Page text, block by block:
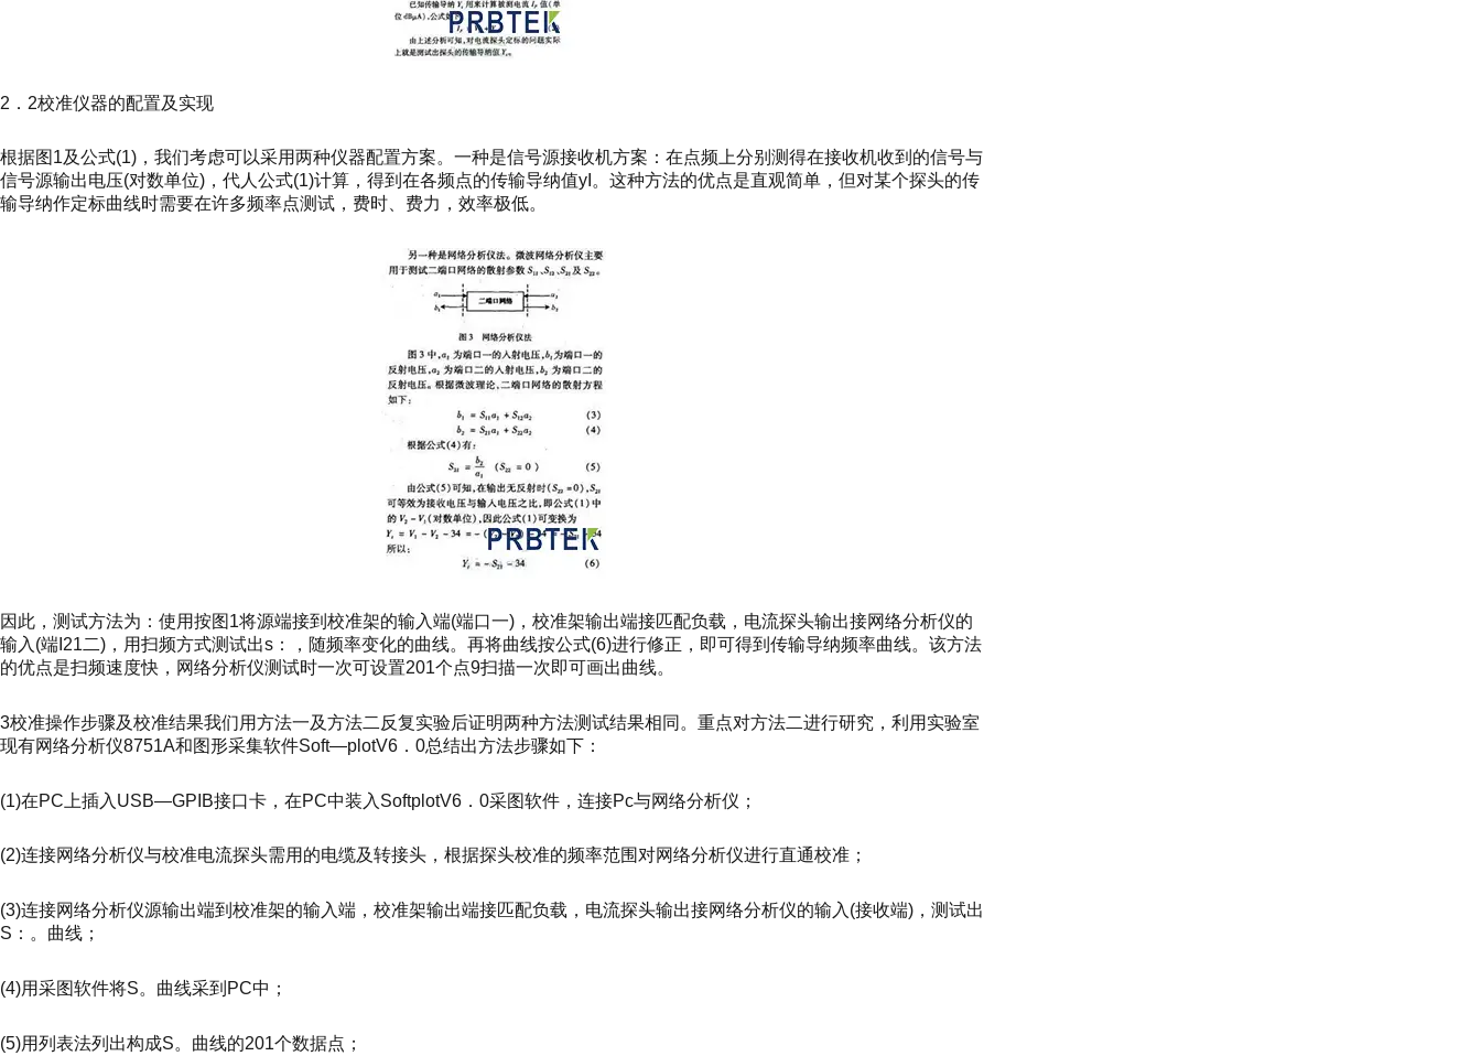
2．2校准仪器的配置及实现
根据图1及公式(1)，我们考虑可以采用两种仪器配置方案。一种是信号源接收机方案：在点频上分别测得在接收机收到的信号与
信号源输出电压(对数单位)，代人公式(1)计算，得到在各频点的传输导纳值yI。这种方法的优点是直观简单，但对某个探头的传
输导纳作定标曲线时需要在许多频率点测试，费时、费力，效率极低。
因此，测试方法为：使用按图1将源端接到校准架的输入端(端口一)，校准架输出端接匹配负载，电流探头输出接网络分析仪的
输入(端I21二)，用扫频方式测试出s：，随频率变化的曲线。再将曲线按公式(6)进行修正，即可得到传输导纳频率曲线。该方法
的优点是扫频速度快，网络分析仪测试时一次可设置201个点9扫描一次即可画出曲线。
3校准操作步骤及校准结果我们用方法一及方法二反复实验后证明两种方法测试结果相同。重点对方法二进行研究，利用实验室
现有网络分析仪8751A和图形采集软件Soft—plotV6．0总结出方法步骤如下：
(1)在PC上插入USB—GPIB接口卡，在PC中装入SoftplotV6．0采图软件，连接Pc与网络分析仪；
(2)连接网络分析仪与校准电流探头需用的电缆及转接头，根据探头校准的频率范围对网络分析仪进行直通校准；
(3)连接网络分析仪源输出端到校准架的输入端，校准架输出端接匹配负载，电流探头输出接网络分析仪的输入(接收端)，测试出
S：。曲线；
(4)用采图软件将S。曲线采到PC中；
(5)用列表法列出构成S。曲线的201个数据点；